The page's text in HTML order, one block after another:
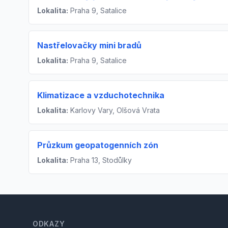
Lokalita: Praha 9, Satalice
Nastřelovačky mini bradů
Lokalita: Praha 9, Satalice
Klimatizace a vzduchotechnika
Lokalita: Karlovy Vary, Olšová Vrata
Průzkum geopatogenních zón
Lokalita: Praha 13, Stodůlky
ODKAZY